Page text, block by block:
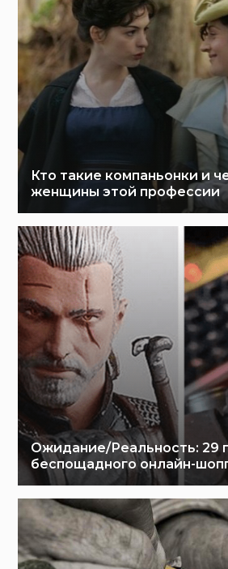
Кто такие компаньонки и
женщины этой профессии
Ожидание/Реальность: 29
беспощадного онлайн-